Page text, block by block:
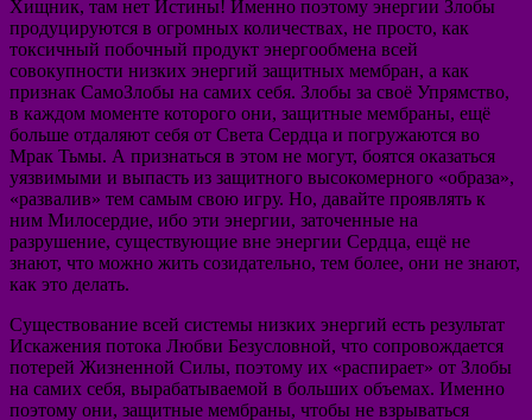
Хищник, там нет Истины! Именно поэтому энергии Злобы
продуцируются в огромных количествах, не просто, как
токсичный побочный продукт энергообмена всей
совокупности низких энергий защитных мембран, а как
признак СамоЗлобы на самих себя. Злобы за своё Упрямство,
в каждом моменте которого они, защитные мембраны, ещё
больше отдаляют себя от Света Сердца и погружаются во
Мрак Тьмы. А признаться в этом не могут, боятся оказаться
уязвимыми и выпасть из защитного высокомерного «образа»,
«развалив» тем самым свою игру. Но, давайте проявлять к
ним Милосердие, ибо эти энергии, заточенные на
разрушение, существующие вне энергии Сердца, ещё не
знают, что можно жить созидательно, тем более, они не знают,
как это делать.
Существование всей системы низких энергий есть результат
Искажения потока Любви Безусловной, что сопровождается
потерей Жизненной Силы, поэтому их «распирает» от Злобы
на самих себя, вырабатываемой в больших объемах. Именно
поэтому они, защитные мембраны, чтобы не взрываться